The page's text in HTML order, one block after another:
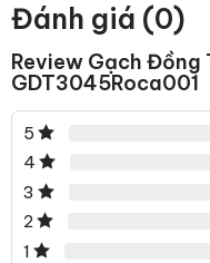
Đánh giá (0)
Review Gạch Đồng
GDT3045Roca001
5
4
3
2
1